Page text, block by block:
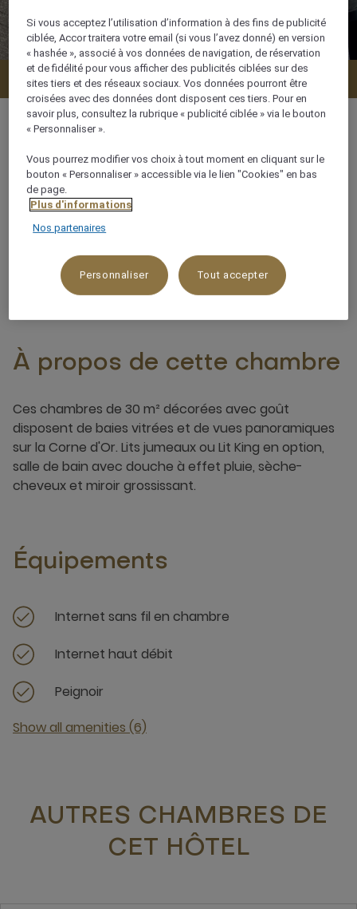
Vérifier la disponibilité
30 m²
Vue sur l'océan/la mer
3 x
À propos de cette chambre
Ces chambres de 30 m² décorées avec goût
disposent de baies vitrées et de vues panoramiques
sur la Corne d'Or. Lits jumeaux ou Lit King en option,
salle de bain avec douche à effet pluie, sèche-
cheveux et miroir grossissant.
Équipements
Internet sans fil en chambre
Internet haut débit
Peignoir
Show all amenities (6)
AUTRES CHAMBRES DE
CET HÔTEL
Si vous acceptez l’utilisation d’information à des fins de publicité
ciblée, Accor traitera votre email (si vous l’avez donné) en version
« hashée », associé à vos données de navigation, de réservation
et de fidélité pour vous afficher des publicités ciblées sur des
sites tiers et des réseaux sociaux. Vos données pourront être
croisées avec des données dont disposent ces tiers. Pour en
savoir plus, consultez la rubrique « publicité ciblée » via le bouton
« Personnaliser ».
Vous pourrez modifier vos choix à tout moment en cliquant sur le
bouton « Personnaliser » accessible via le lien "Cookies" en bas
de page.
Plus d'informations
Nos partenaires
Personnaliser Tout accepter